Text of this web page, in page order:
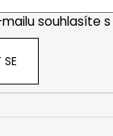
souhlasíte s
SE